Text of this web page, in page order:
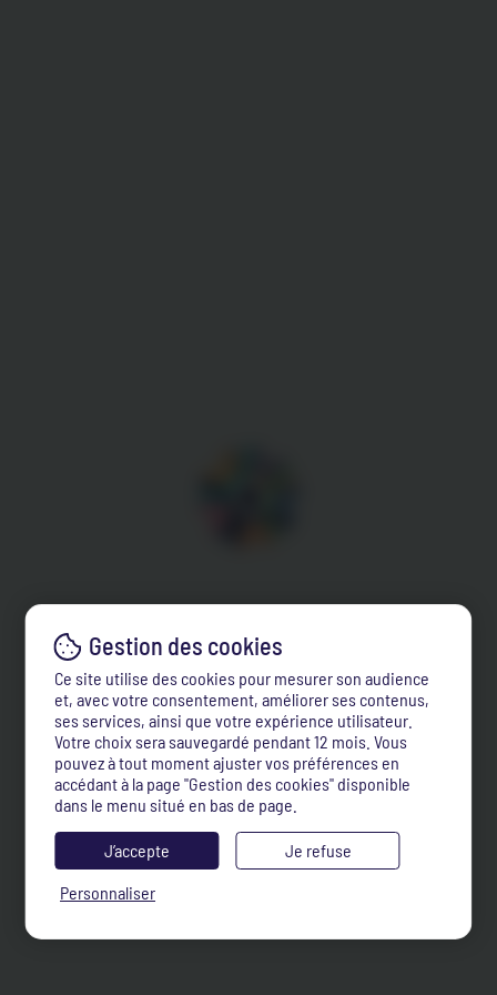
Ce site utilise des cookies pour mesurer son audience
et, avec votre consentement, améliorer ses contenus,
ses services, ainsi que votre expérience utilisateur.
Votre choix sera sauvegardé pendant 12 mois. Vous
pouvez à tout moment ajuster vos préférences en
accédant à la page "Gestion des cookies" disponible
dans le menu situé en bas de page.
J’accepte
Je refuse
Personnaliser